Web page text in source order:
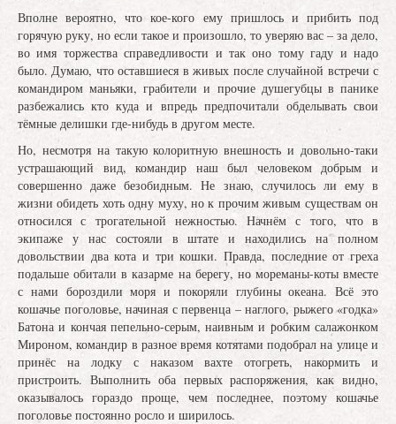
Вполне вероятно, что кое-кого ему пришлось и прибить под
горячую руку, но если такое и произошло, то уверяю вас – за дело,
во имя торжества справедливости и так оно тому гаду и надо
было. Думаю, что оставшиеся в живых после случайной встречи с
командиром маньяки, грабители и прочие душегубцы в панике
разбежались кто куда и впредь предпочитали обделывать свои
тёмные делишки где-нибудь в другом месте.
Но, несмотря на такую колоритную внешность и довольно-таки
устрашающий вид, командир наш был человеком добрым и
совершенно даже безобидным. Не знаю, случилось ли ему в
жизни обидеть хоть одну муху, но к прочим живым существам он
относился с трогательной нежностью. Начнём с того, что в
экипаже у нас состояли в штате и находились на полном
довольствии два кота и три кошки. Правда, последние от греха
подальше обитали в казарме на берегу, но мореманы-коты вместе
с нами бороздили моря и покоряли глубины океана. Всё это
кошачье поголовье, начиная с первенца – наглого, рыжего «годка»
Батона и кончая пепельно-серым, наивным и робким салажонком
Мироном, командир в разное время котятами подобрал на улице и
принёс на лодку с наказом вахте отогреть, накормить и
пристроить. Выполнить оба первых распоряжения, как видно,
оказывалось гораздо проще, чем последнее, поэтому кошачье
поголовье постоянно росло и ширилось.